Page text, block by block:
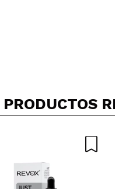
PRODUCTOS